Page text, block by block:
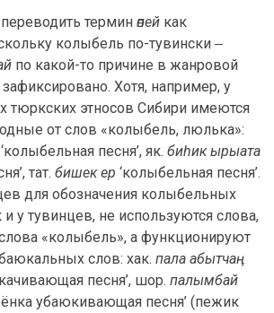
термин өпей как
колыбель по-тувински ‒
по какой-то причине в жанровой
Хотя, например, у
тюркских этносов Сибири имеются
от слов «колыбель, люлька»:
‘колыбельная песня’, як. биhик ырыата
тат. бишек ер ‘колыбельная песня’.
для обозначения колыбельных
и у тувинцев, не используются слова,
«колыбель», а функционируют
слов: хак. пала абытчаӊ
песня’, шор. палымбай
убаюкивающая песня’ (пежик